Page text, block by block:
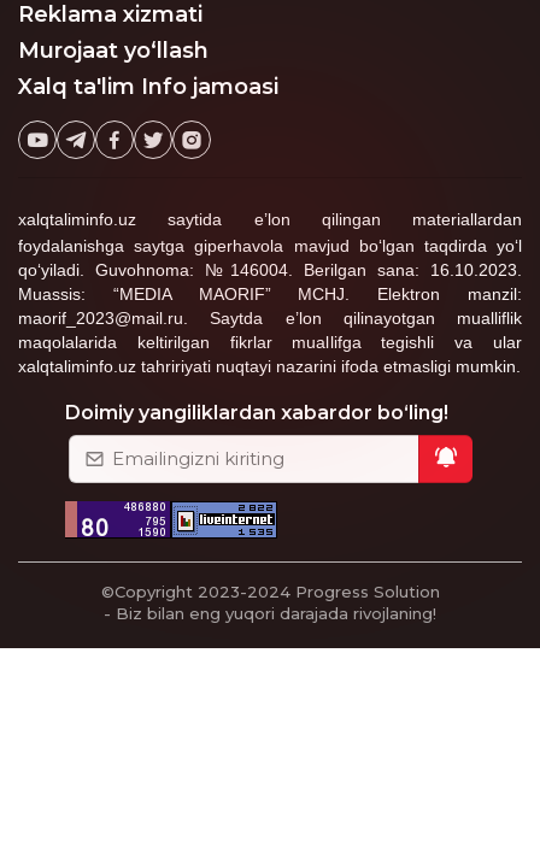
Reklama xizmati
Murojaat yo‘llash
Xalq ta'lim Info jamoasi
xalqtaliminfo.uz saytida e’lon qilingan materiallardan
foydalanishga saytga giperhavola mavjud bo‘lgan taqdirda yo‘l
qo‘yiladi. Guvohnoma: №146004. Berilgan sana: 16.10.2023.
Muassis: “MEDIA MAORIF” MCHJ. Elektron manzil:
maorif_2023@mail.ru. Saytda e’lon qilinayotgan mualliflik
maqolalarida keltirilgan fikrlar muallifga tegishli va ular
xalqtaliminfo.uz tahririyati nuqtayi nazarini ifoda etmasligi mumkin.
Doimiy yangiliklardan xabardor bo‘ling!
©Copyright 2023-2024 Progress Solution
- Biz bilan eng yuqori darajada rivojlaning!